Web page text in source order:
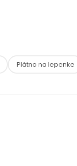
Plátno na lepenke